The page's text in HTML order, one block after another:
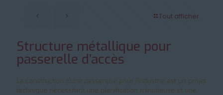
Tout afficher
Structure métallique pour
passerelle d’accès
La construction d'une passerelle pour l'industrie est un projet
technique nécessitant une planification minutieuse et une